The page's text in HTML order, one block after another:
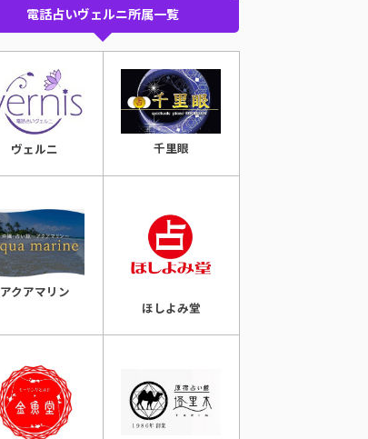
電話占いヴェルニ所属一覧
ヴェルニ 千里眼
アクアマリン
ほしよみ堂